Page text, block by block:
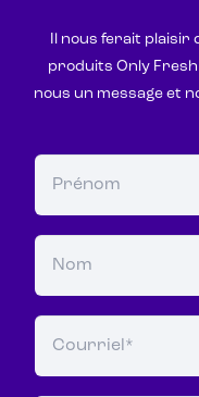
Il nous ferait plaisir
produits Only Fresh
nous un message et